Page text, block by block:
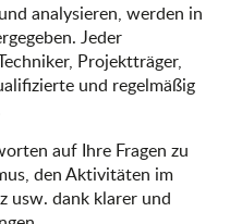
analysieren, werden in
Jeder
Projektträger,
und regelmäßig
auf Ihre Fragen zu
den Aktivitäten im
usw. dank klarer und